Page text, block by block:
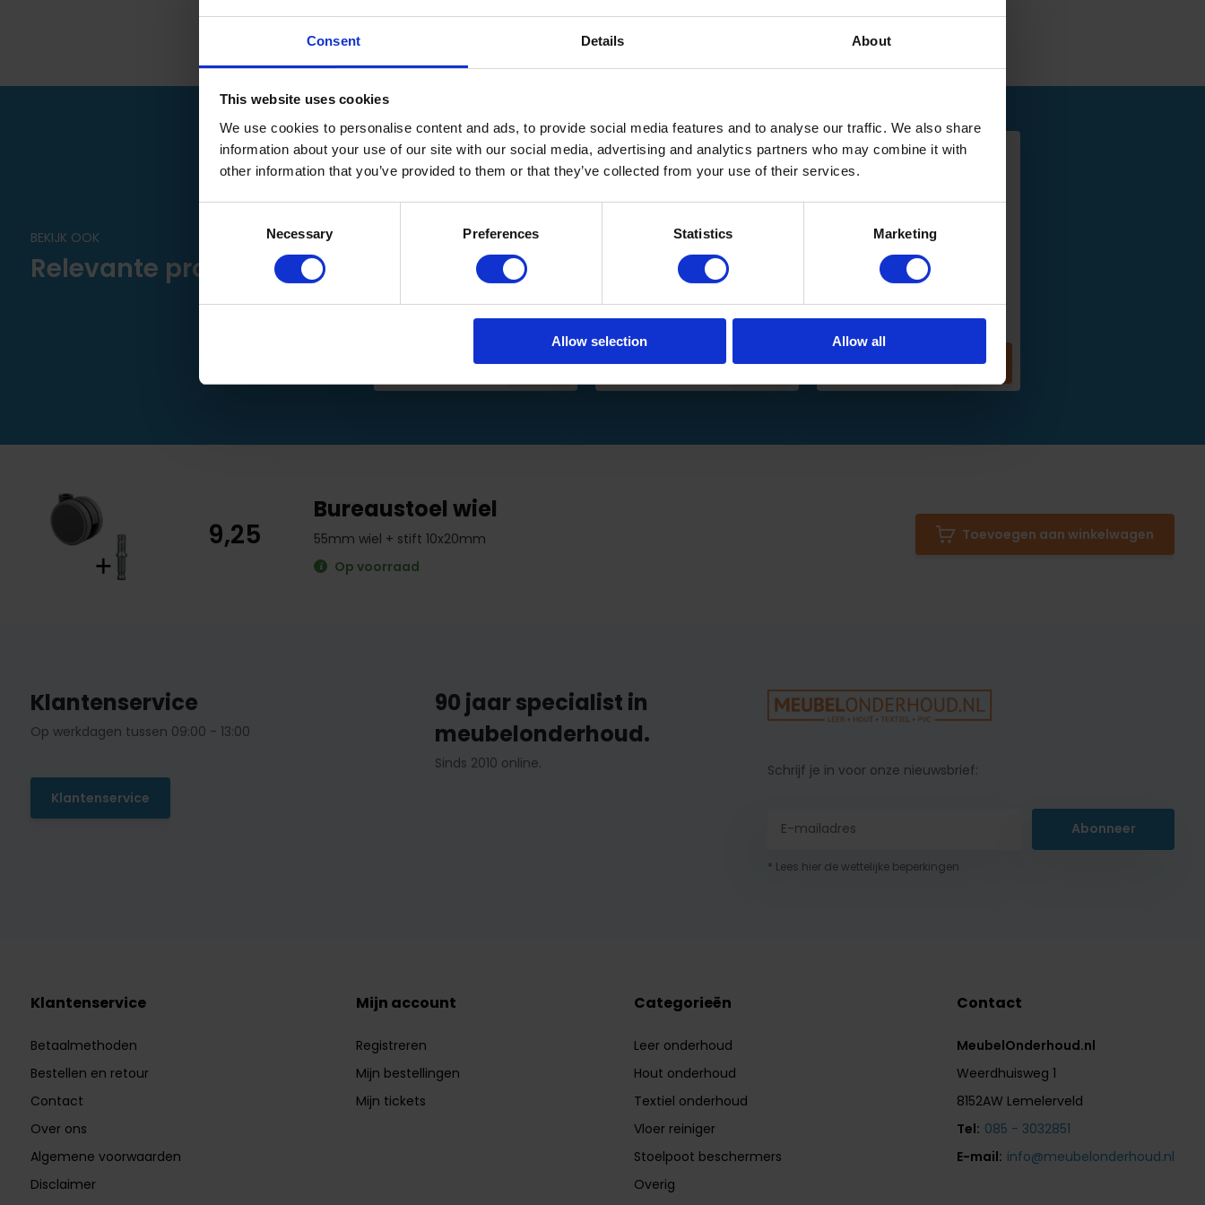
Consent Details About
This website uses cookies
We use cookies to personalise content and ads, to provide social media features and to analyse our traffic. We also share
information about your use of our site with our social media, advertising and analytics partners who may combine it with
other information that you’ve provided to them or that they’ve collected from your use of their services.
Necessary Preferences Statistics Marketing
Allow selection Allow all
Verwijder het huidige wiel met stift en plaats het nieuwe wiel met stift in de stoel.
het wiel dient altijd loodrecht ten opzichte van de grond gemonteerd te worden!
BEKIJK OOK
Relevante producten Bureaustoel wiel grijs 65mm
11,48
Design zwenkwiel 75mm -
Design zwenkwiel 75mm -
9,25
Bureaustoel wiel
55mm wiel + stift 10x20mm
Op voorraad
Toevoegen aan winkelwagen
Klantenservice
Op werkdagen tussen 09:00 - 13:00
Klantenservice
90 jaar specialist in
meubelonderhoud.
Sinds 2010 online. Schrijf je in voor onze nieuwsbrief:
Abonneer
* Lees hier de wettelijke beperkingen
Klantenservice
Betaalmethoden
Bestellen en retour
Contact
Over ons
Algemene voorwaarden
Disclaimer
Mijn account
Registreren
Mijn bestellingen
Mijn tickets
Categorieën
Leer onderhoud
Hout onderhoud
Textiel onderhoud
Vloer reiniger
Stoelpoot beschermers
Overig
Contact
MeubelOnderhoud.nl
Weerdhuisweg 1
8152AW Lemelerveld
Tel: 085 - 3032851
E-mail: info@meubelonderhoud.nl